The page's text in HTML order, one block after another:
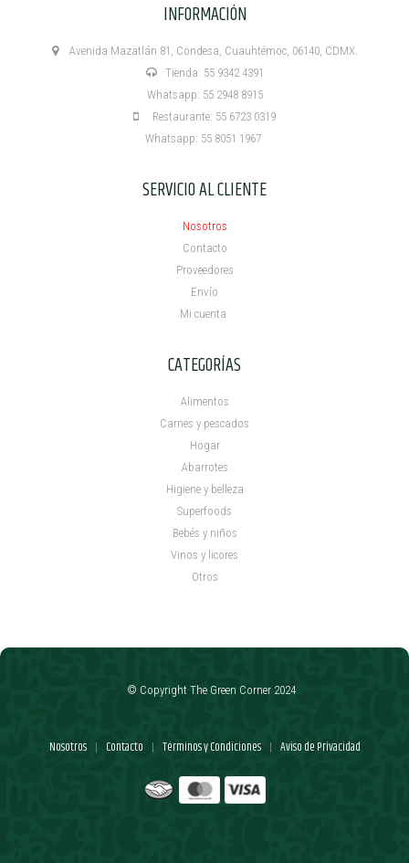
INFORMACIÓN
Avenida Mazatlán 81, Condesa, Cuauhtémoc, 06140, CDMX.
Tienda: 55 9342 4391
Whatsapp: 55 2948 8915
Restaurante: 55 6723 0319
Whatsapp: 55 8051 1967
SERVICIO AL CLIENTE
Nosotros
Contacto
Proveedores
Envío
Mi cuenta ​
CATEGORÍAS
Alimentos
Carnes y pescados
Hogar
Abarrotes
Higiene y belleza
Superfoods
Bebés y niños
Vinos y licores
Otros
Nosotros | Contacto | Términos y Condiciones | Aviso de Privacidad
© Copyright The Green Corner 2024